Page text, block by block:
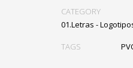
CATEGORY
01.Letras -
TAGS